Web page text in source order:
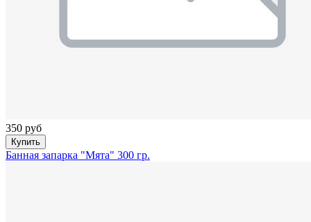
350 руб
Купить
Банная запарка "Мята" 300 гр.